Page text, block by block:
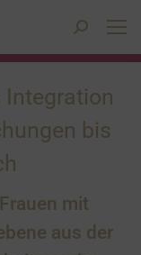
Search:
Integration
bis
mit
aus der